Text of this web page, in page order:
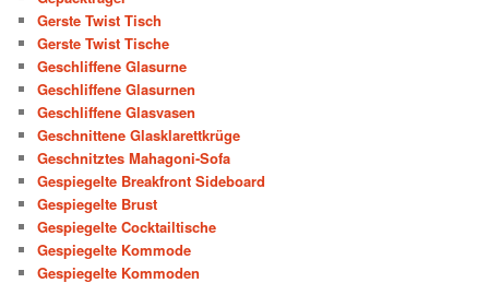
Gerste Twist Tisch
Gerste Twist Tische
Geschliffene Glasurne
Geschliffene Glasurnen
Geschliffene Glasvasen
Geschnittene Glasklarettkrüge
Geschnitztes Mahagoni-Sofa
Gespiegelte Breakfront Sideboard
Gespiegelte Brust
Gespiegelte Cocktailtische
Gespiegelte Kommode
Gespiegelte Kommoden